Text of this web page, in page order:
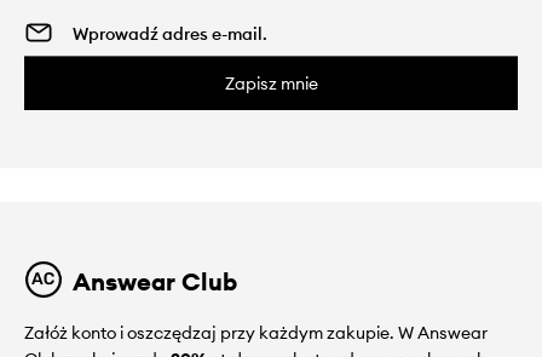
Zapisz mnie
Answear Club
Załóż konto i oszczędzaj przy każdym zakupie. W Answear